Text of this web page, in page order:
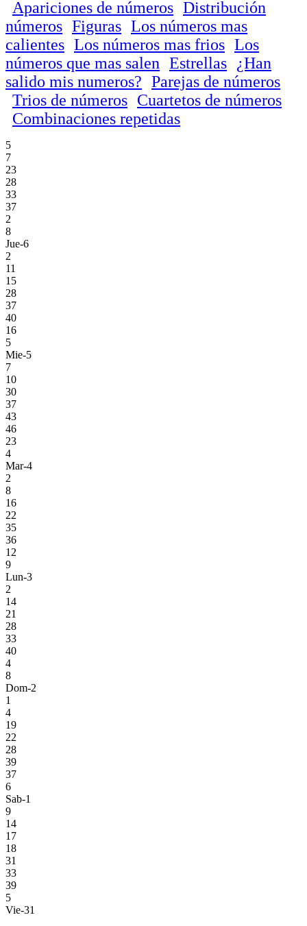
Apariciones de números Distribución
números Figuras Los números mas
calientes Los números mas frios Los
números que mas salen Estrellas
¿Han
salido mis numeros? Parejas de números
Trios de números Cuartetos de números
Combinaciones repetidas
5
7
23
28
33
37
2
8
Jue-6
2
11
15
28
37
40
16
5
Mie-5
7
10
30
37
43
46
23
4
Mar-4
2
8
16
22
35
36
12
9
Lun-3
2
14
21
28
33
40
4
8
Dom-2
1
4
19
22
28
39
37
6
Sab-1
9
14
17
18
31
33
39
5
Vie-31